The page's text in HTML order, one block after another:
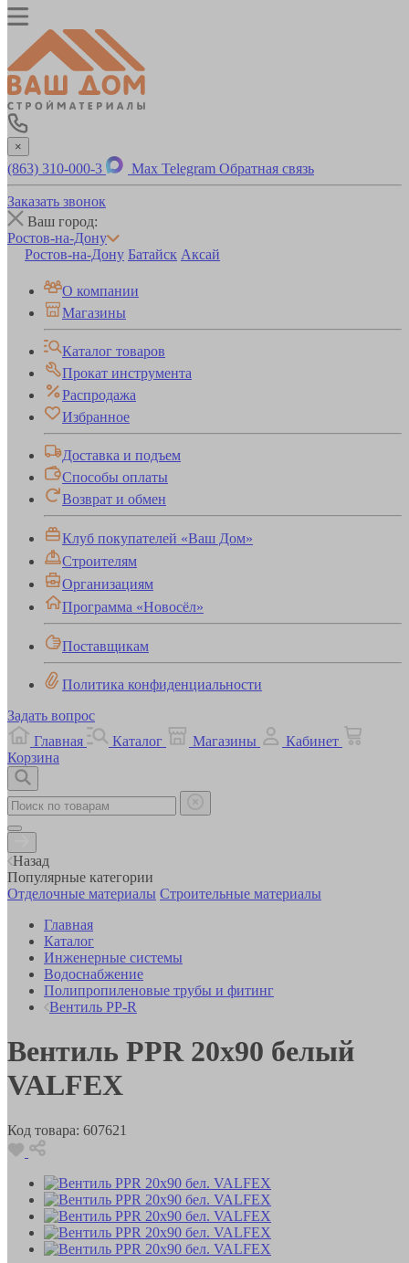
×
(863) 310-000-3 Max Telegram Обратная связь
Заказать звонок
Ваш город:
Ростов-на-Дону
Ростов-на-Дону Батайск Аксай
О компании
Магазины
Каталог товаров
Прокат инструмента
Распродажа
Избранное
Доставка и подъем
Способы оплаты
Возврат и обмен
Клуб покупателей «Ваш Дом»
Строителям
Организациям
Программа «Новосёл»
Поставщикам
Политика конфиденциальности
Задать вопрос
Главная
Каталог Магазины
Кабинет
Корзина
Назад
Популярные категории
Отделочные материалы Строительные материалы
Главная
Каталог
Инженерные системы
Водоснабжение
Полипропиленовые трубы и фитинг
Вентиль PP-R
Вентиль PPR 20х90 белый
VALFEX
Код товара: 607621